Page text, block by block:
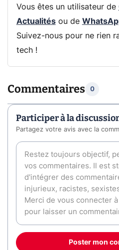
Vous êtes un utilisateur de
Actualitésou de
Suivez-nous pour ne rien
tech !
Commentaires 0
Participer à la
Partagez votre avis avec la
Poster mon